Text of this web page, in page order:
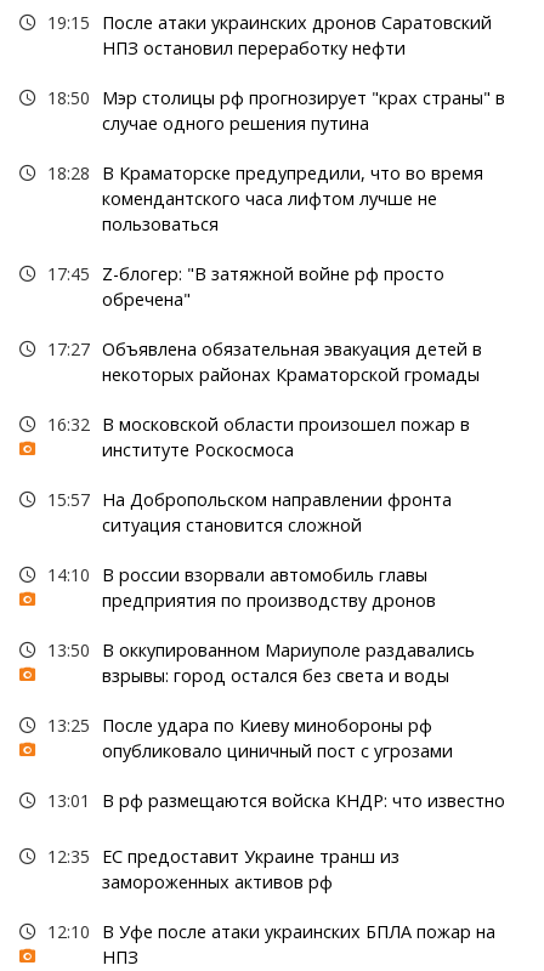
19:15
После атаки украинских дронов Саратовский
НПЗ остановил переработку нефти
18:50
Мэр столицы рф прогнозирует "крах страны" в
случае одного решения путина
18:28
В Краматорске предупредили, что во время
комендантского часа лифтом лучше не
пользоваться
17:45
Z-блогер: "В затяжной войне рф просто
обречена"
17:27 Объявлена обязательная эвакуация детей в
некоторых районах Краматорской громады
16:32 В московской области произошел пожар в
институте Роскосмоса
15:57 На Добропольском направлении фронта
ситуация становится сложной
14:10
В россии взорвали автомобиль главы
предприятия по производству дронов
13:50
В оккупированном Мариуполе раздавались
взрывы: город остался без света и воды
13:25
После удара по Киеву минобороны рф
опубликовало циничный пост с угрозами
13:01 В рф размещаются войска КНДР: что известно
12:35
ЕС предоставит Украине транш из
замороженных активов рф
12:10
В Уфе после атаки украинских БПЛА пожар на
НПЗ